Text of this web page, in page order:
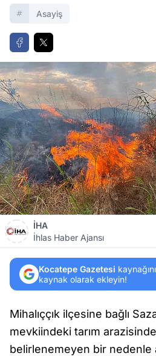
Asayiş
İHA
İhlas Haber Ajansı
Kocatepe Gazetesi
kaynak olarak ekleyin!
Mihalıççık ilçesine bağlı
mevkiindeki tarım
belirlenemeyen bir nedenle